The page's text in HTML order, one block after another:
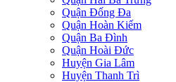
Quận Đống Đa
Quận Hoàn Kiếm
Quận Ba Đình
Quận Hoài Đức
Huyện Gia Lâm
Huyện Thanh Trì